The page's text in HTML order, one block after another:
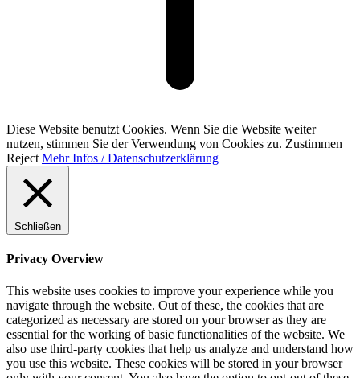
Diese Website benutzt Cookies. Wenn Sie die Website weiter
nutzen, stimmen Sie der Verwendung von Cookies zu. Zustimmen
Reject Mehr Infos / Datenschutzerklärung
Schließen
Privacy Overview
This website uses cookies to improve your experience while you
navigate through the website. Out of these, the cookies that are
categorized as necessary are stored on your browser as they are
essential for the working of basic functionalities of the website. We
also use third-party cookies that help us analyze and understand how
you use this website. These cookies will be stored in your browser